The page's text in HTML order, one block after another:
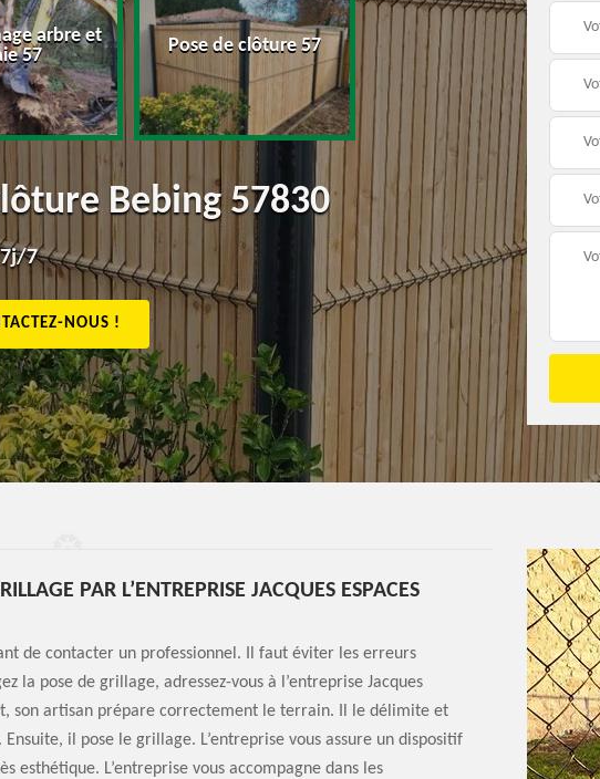
arbre et
57
Pose de clôture 57
Pose de pelouse en
rouleau 57
Bebing 57830
7
NOUS !
PAR L’ENTREPRISE JACQUES ESPACES
de contacter un professionnel. Il faut éviter les erreurs
la pose de grillage, adressez-vous à l’entreprise Jacques
son artisan prépare correctement le terrain. Il le délimite et
il pose le grillage. L’entreprise vous assure un dispositif
esthétique. L’entreprise vous accompagne dans les